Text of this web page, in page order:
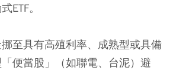
ETF。
至具有高殖利率、成熟型或具備
便當股」（如聯電、台泥）避